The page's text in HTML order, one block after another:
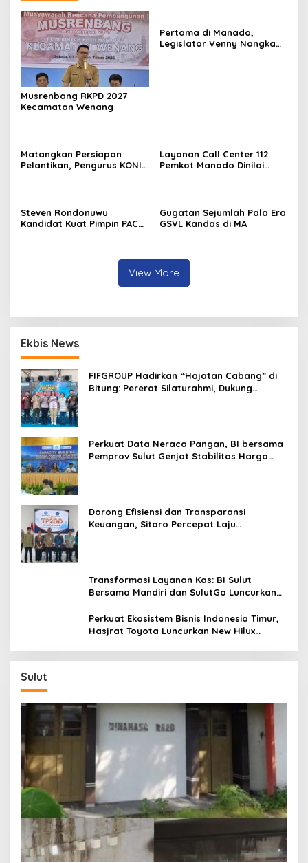
Musrenbang RKPD 2027
Kecamatan Wenang
Pertama di Manado,
Legislator Venny Nangka
Matangkan Persiapan
Pelantikan, Pengurus KONI
Layanan Call Center 112
Pemkot Manado Dinilai
Steven Rondonuwu
Kandidat Kuat Pimpin PAC
Gugatan Sejumlah Pala Era
GSVL Kandas di MA
View More
Ekbis News
FIFGROUP Hadirkan “Hajatan Cabang” di
Bitung: Pererat Silaturahmi, Dukung
Perkuat Data Neraca Pangan, BI bersama
Pemprov Sulut Genjot Stabilitas Harga
Dorong Efisiensi dan Transparansi
Keuangan, Sitaro Percepat Laju
Transformasi Layanan Kas: BI Sulut
Bersama Mandiri dan SulutGo Luncurkan
Kepulauan
Perkuat Ekosistem Bisnis Indonesia Timur,
Hasjrat Toyota Luncurkan New Hilux
Sulut